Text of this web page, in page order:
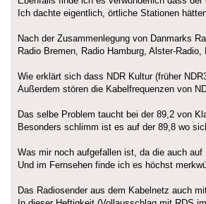
Ich dachte eigentlich, örtliche Stationen
Nach der Zusammenlegung von Danmarks
Radio Bremen, Radio Hamburg, Alster-
Wie erklärt sich dass NDR Kultur (früher
Außerdem stören die Kabelfrequenzen von
Das selbe Problem taucht bei der 89,2 von
Besonders schlimm ist es auf der 89,8 wo
Was mir noch aufgefallen ist, da die auch
Und im Fernsehen finde ich es höchst
Das Radiosender aus dem Kabelnetz auch